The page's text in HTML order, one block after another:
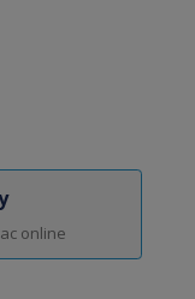
online